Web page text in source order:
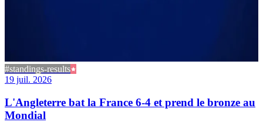
#standings-results
19 juil. 2026
L'Angleterre bat la France 6-4 et prend le bronze au
Mondial